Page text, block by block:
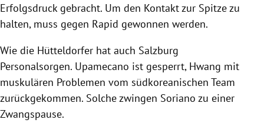
Erfolgsdruck gebracht. Um den Kontakt zur Spitze zu
halten, muss gegen Rapid gewonnen werden.
Wie die Hütteldorfer hat auch Salzburg
Personalsorgen. Upamecano ist gesperrt, Hwang mit
muskulären Problemen vom südkoreanischen Team
zurückgekommen. Solche zwingen Soriano zu einer
Zwangspause.